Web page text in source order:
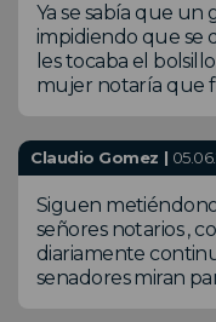
Ya se sabía que un
impidiendo que se
les tocaba el
mujer notaría que
Claudio Gomez |
Siguen
señores notarios ,
diariamente
senadores miran